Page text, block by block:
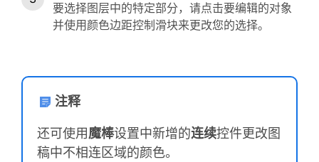
要选择图层中的特定部分，请点击要编辑的对象
并使用颜色边距控制滑块来更改您的选择。
注释
还可使用魔棒设置中新增的连续控件更改图
稿中不相连区域的颜色。